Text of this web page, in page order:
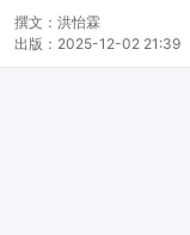
撰文： 洪怡霖
出版： 2025-12-02 21:39